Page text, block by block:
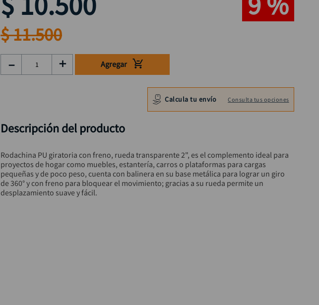
$11.500
＋
－ Agregar
Calcula tu envío Consulta tus opciones
Descripción del producto
Rodachina PU giratoria con freno, rueda transparente 2", es el complemento ideal para
proyectos de hogar como muebles, estantería, carros o plataformas para cargas
pequeñas y de poco peso, cuenta con balinera en su base metálica para lograr un giro
de 360° y con freno para bloquear el movimiento; gracias a su rueda permite un
desplazamiento suave y fácil.